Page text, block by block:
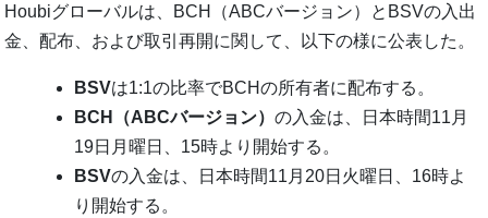
Houbiグローバルは、BCH（ABCバージョン）とBSVの入出
金、配布、および取引再開に関して、以下の様に公表した。
BSVは1:1の比率でBCHの所有者に配布する。
BCH（ABCバージョン）の入金は、日本時間11月
19日月曜日、15時より開始する。
BSVの入金は、日本時間11月20日火曜日、16時よ
り開始する。